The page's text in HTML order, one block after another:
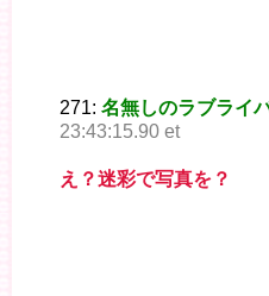
271: 名無しのラブライ
23:43:15.90 et
え？迷彩で写真を？